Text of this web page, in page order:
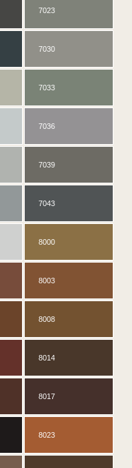
7023
7030
7033
7036
7039
7043
8000
8003
8008
8014
8017
8023